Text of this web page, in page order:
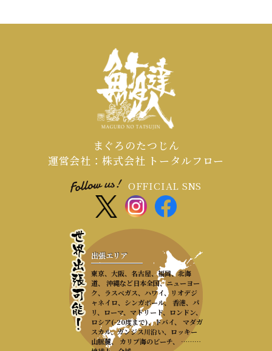
まぐろのたつじん
運営会社：株式会社 トータルフロー
OFFICIAL SNS
出張エリア
東京、大阪、名古屋、福岡、北海
道、 沖縄など日本全国、ニューヨー
ク、ラスベガス、ハワイ、リオデジ
ャネイロ、シンガポール、 香港、パ
リ、ローマ、マドリード、ロンドン、
ロシア(-20度まで)、ドバイ、 マダガ
スカル、ガンジス川沿い、ロッキー
山脈麓、 カリブ海のビーチ、 ………